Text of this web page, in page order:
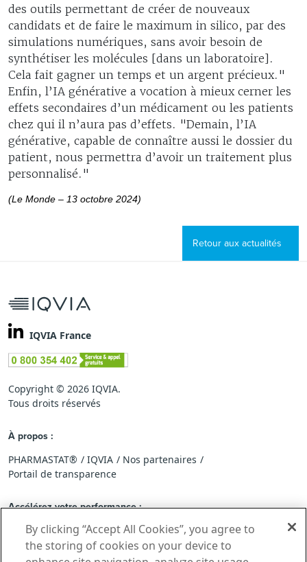
des outils permettant de créer de nouveaux
candidats et de faire le maximum in silico, par des
simulations numériques, sans avoir besoin de
synthétiser les molécules [dans un laboratoire].
Cela fait gagner un temps et un argent précieux."
Enfin, l’IA générative a vocation à mieux cerner les
effets secondaires d’un médicament ou les patients
chez qui il n’aura pas d’effets. "Demain, l’IA
générative, capable de connaître aussi le dossier du
patient, nous permettra d’avoir un traitement plus
personnalisé."
(Le Monde – 13 octobre 2024)
Retour aux actualités
IQVIA France
Copyright © 2026 IQVIA.
Tous droits réservés
À propos :
PHARMASTAT® IQVIA
Nos partenaires
Portail de transparence
Accélérez votre performance :
Rejoindre le réseau PHARMASTAT®
Feedback standard
Application IQVIA PHARMASTAT®Mobile
By clicking “Accept All Cookies”, you agree to
the storing of cookies on your device to